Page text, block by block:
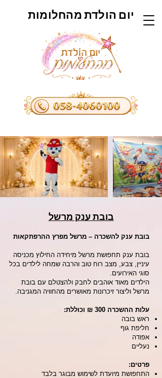
יום הולדת מהחלומות
בובת ענק מרשל
בובת ענק להשכרה – מרשל מפרץ ההרפתקאות
בובת ענק תחפושת מרשל מיחידה החילוץ מכניסה
עיניין, צבע, מצב רוח טוב והרבה שמחה לילדים בכל
סוגי האירועים.
הילדים מאוד אוהבים לחבק ולהצטלם עם בובת
מרשל וליצור זיכרונות מאושרים מהחוויה המגניבה.
עלות ההשכרה 300 ₪ וכוללת:
ראש בובה
חליפת גוף
אפודה
נעליים
פרטים:
התחפושת מיועדת לשימוש מבוגר בלבד